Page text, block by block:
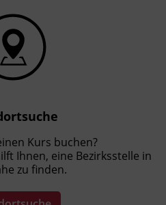
Kurs buchen?
Ihnen, eine Bezirksstelle in
zu finden.